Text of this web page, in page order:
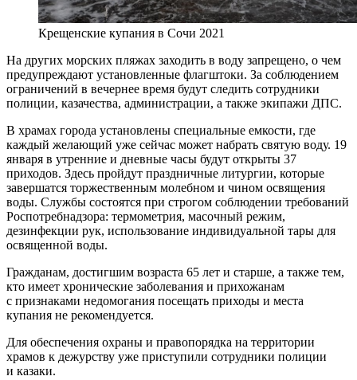
Крещенские купания в Сочи 2021
На других морских пляжах заходить в воду запрещено, о чем
предупреждают установленные флагштоки. За соблюдением
ограничений в вечернее время будут следить сотрудники
полиции, казачества, администрации, а также экипажи ДПС.
В храмах города установлены специальные емкости, где
каждый желающий уже сейчас может набрать святую воду. 19
января в утренние и дневные часы будут открыты 37
приходов. Здесь пройдут праздничные литургии, которые
завершатся торжественным молебном и чином освящения
воды. Службы состоятся при строгом соблюдении требований
Роспотребнадзора: термометрия, масочный режим,
дезинфекции рук, использование индивидуальной тары для
освященной воды.
Гражданам, достигшим возраста 65 лет и старше, а также тем,
кто имеет хронические заболевания и прихожанам
с признаками недомогания посещать приходы и места
купания не рекомендуется.
Для обеспечения охраны и правопорядка на территории
храмов к дежурству уже приступили сотрудники полиции
и казаки.